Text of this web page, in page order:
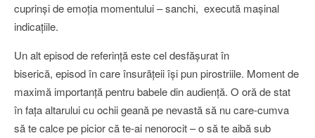
cuprinşi de emoţia momentului – sanchi, execută maşinal
indicaţiile.
Un alt episod de referinţă este cel desfăşurat în
biserică, episod în care însurăţeii îşi pun pirostriile. Moment de
maximă importanţă pentru babele din audienţă. O oră de stat
în faţa altarului cu ochii geană pe nevastă să nu care-cumva
să te calce pe picior că te-ai nenorocit – o să te aibă sub